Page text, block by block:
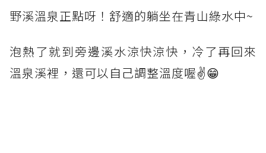
野溪溫泉正點呀！舒適的躺坐在青山綠水中~
泡熱了就到旁邊溪水涼快涼快，冷了再回來
溫泉溪裡，還可以自己調整溫度喔✌️😁